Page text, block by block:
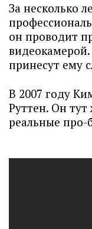
За несколько
он проводит
принесут ему
В 2007 году
Руттен. Он
реальные про-